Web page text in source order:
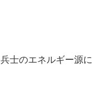
士のエネルギー源に